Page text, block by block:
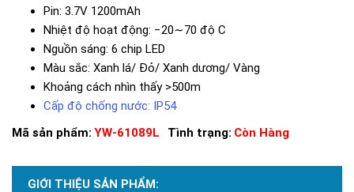
Pin: 3.7V 1200mAh
Nhiệt độ hoạt động: −20∼70 độ C
Nguồn sáng: 6 chip LED
Màu sắc: Xanh lá/ Đỏ/ Xanh dương/ Vàng
Khoảng cách nhìn thấy >500m
Cấp độ chống nước: IP54
Mã sản phẩm: YW-61089L Tình trạng: Còn Hàng
GIỚI THIỆU SẢN PHẨM: